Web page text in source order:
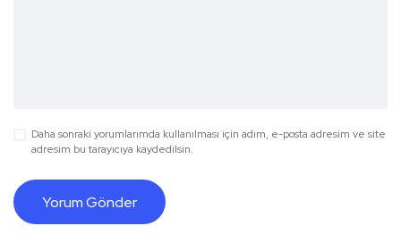
Daha sonraki yorumlarımda kullanılması için adım, e-posta adresim ve site
adresim bu tarayıcıya kaydedilsin.